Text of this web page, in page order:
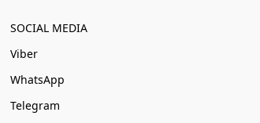
SOCIAL MEDIA
Viber
WhatsApp
Telegram